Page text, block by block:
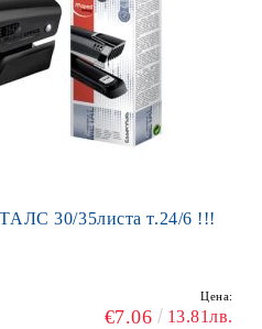
30/35листа т.24/6 !!!
Цена:
€7.06 13.81лв.